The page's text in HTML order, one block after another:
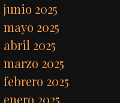
junio 2025
mayo 2025
abril 2025
marzo 2025
febrero 2025
enero 2025